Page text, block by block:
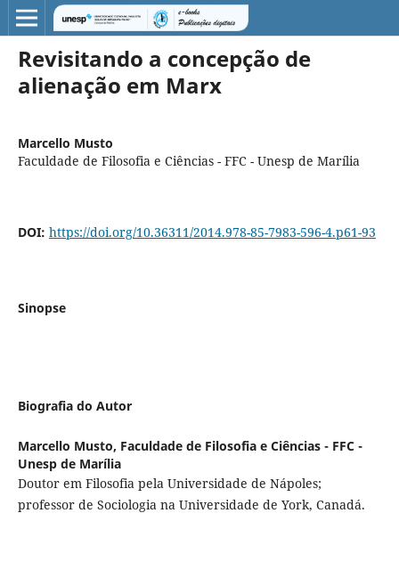
Revisitando a concepção de
alienação em Marx
Marcello Musto
Faculdade de Filosofia e Ciências - FFC - Unesp de Marília
DOI: https://doi.org/10.36311/2014.978-85-7983-596-4.p61-93
Sinopse
Biografia do Autor
Marcello Musto, Faculdade de Filosofia e Ciências - FFC -
Unesp de Marília
Doutor em Filosofia pela Universidade de Nápoles;
professor de Sociologia na Universidade de York, Canadá.